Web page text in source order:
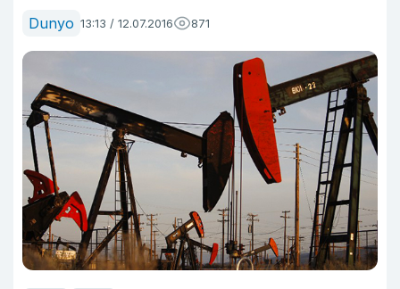
Dunyo 13:13 / 12.07.2016 871